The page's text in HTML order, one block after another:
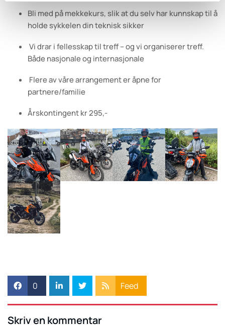
Bli med på mekkekurs, slik at du selv har kunnskap til å
holde sykkelen din teknisk sikker
Vi drar i fellesskap til treff – og vi organiserer treff.
Både nasjonale og internasjonale
Flere av våre arrangement er åpne for
partnere/familie
Årskontingent kr 295,-
0 Feed
Skriv en kommentar